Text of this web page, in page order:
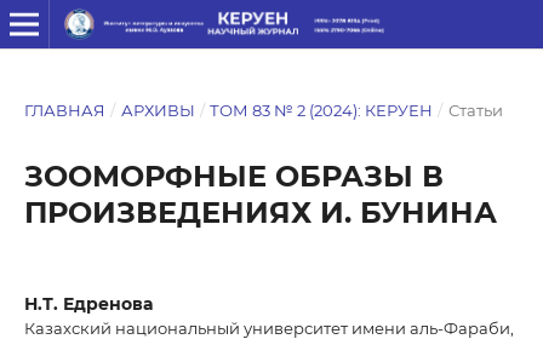
ГЛАВНАЯ / АРХИВЫ / ТОМ 83 № 2 (2024): КЕРУЕН / Статьи
ЗООМОРФНЫЕ ОБРАЗЫ В
ПРОИЗВЕДЕНИЯХ И. БУНИНА
Н.Т. Едренова
Казахский национальный университет имени аль-Фараби,